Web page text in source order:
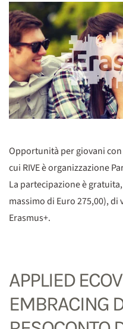
Opportunità per giovani
cui RIVE è organizzazione
La partecipazione è
massimo di Euro 275,00),
Erasmus+.
APPLIED
EMBRACING